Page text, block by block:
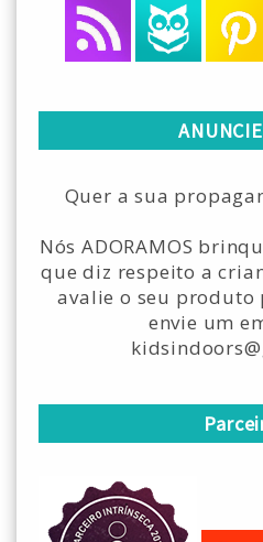
Quer a sua
Nós ADORAMOS
que diz respeito a
avalie o seu produto
envie um